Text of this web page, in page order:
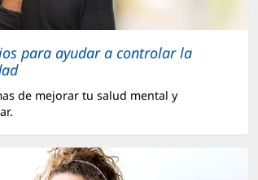
para ayudar a controlar la
de mejorar tu salud mental y